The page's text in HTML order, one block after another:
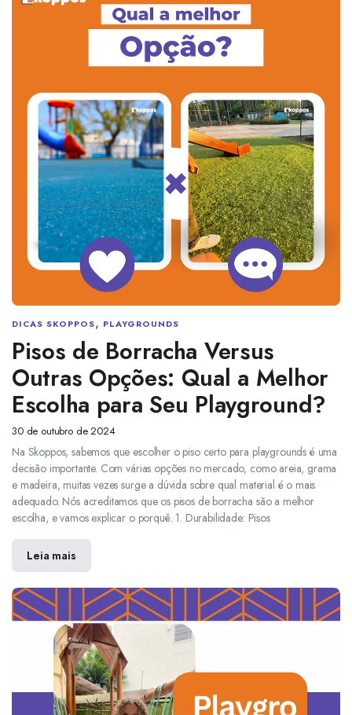
DICAS SKOPPOS, PLAYGROUNDS
Pisos de Borracha Versus
Outras Opções: Qual a Melhor
Escolha para Seu Playground?
30 de outubro de 2024
Na Skoppos, sabemos que escolher o piso certo para playgrounds é uma
decisão importante. Com várias opções no mercado, como areia, grama
e madeira, muitas vezes surge a dúvida sobre qual material é o mais
adequado. Nós acreditamos que os pisos de borracha são a melhor
escolha, e vamos explicar o porquê. 1. Durabilidade: Pisos
Leia mais